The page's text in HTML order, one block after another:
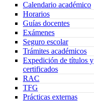
Calendario académico
Horarios
Guías docentes
Exámenes
Seguro escolar
Trámites académicos
Expedición de títulos y
certificados
RAC
TFG
Prácticas externas